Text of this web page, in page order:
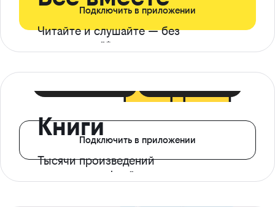
Читайте и слушайте — без
ограничений*
Подключить в приложении
Книги
Тысячи произведений
с доступом офлайн
Подключить в приложении